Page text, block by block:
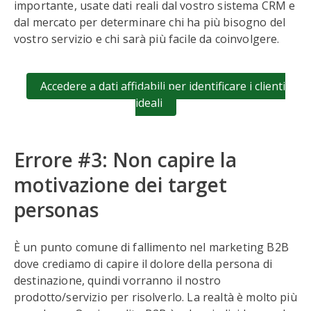
importante, usate dati reali dal vostro sistema CRM e
dal mercato per determinare chi ha più bisogno del
vostro servizio e chi sarà più facile da coinvolgere.
Accedere a dati affidabili per identificare i clienti
ideali
Errore #3: Non capire la
motivazione dei target
personas
È un punto comune di fallimento nel marketing B2B
dove crediamo di capire il dolore della persona di
destinazione, quindi vorranno il nostro
prodotto/servizio per risolverlo. La realtà è molto più